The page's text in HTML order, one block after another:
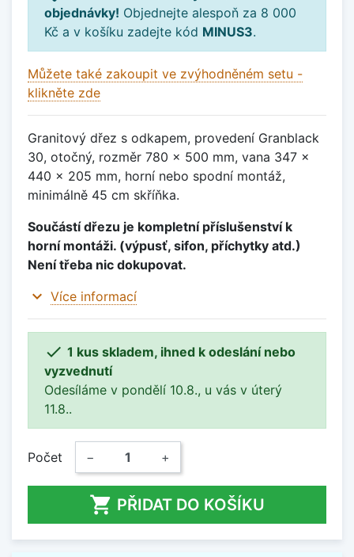
objednávky! Objednejte alespoň za 8 000
Kč a v košíku zadejte kód MINUS3.
Můžete také zakoupit ve zvýhodněném setu -
klikněte zde
Granitový dřez s odkapem, provedení Granblack
30, otočný, rozměr 780 x 500 mm, vana 347 x
440 x 205 mm, horní nebo spodní montáž,
minimálně 45 cm skříňka.
Součástí dřezu je kompletní příslušenství k
horní montáži. (výpusť, sifon, příchytky atd.)
Není třeba nic dokupovat.
expand_more Více informací
 1 kus skladem, ihned k odeslání nebo
vyzvednutí
Odesíláme v pondělí 10.8., u vás v úterý
11.8..
Počet − +
 PŘIDAT DO KOŠÍKU